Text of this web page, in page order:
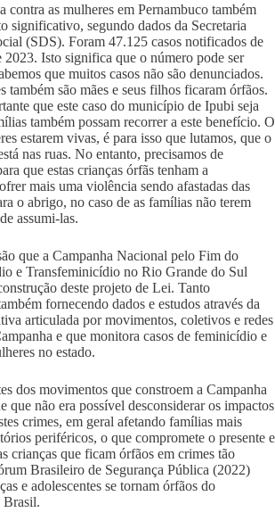
contra as mulheres em Pernambuco também
significativo, segundo dados da Secretaria
(SDS). Foram 47.125 casos notificados de
Isto significa que o número pode ser
que muitos casos não são denunciados.
também são mães e seus filhos ficaram órfãos.
que este caso do município de Ipubi seja
também possam recorrer a este benefício. O
estarem vivas, é para isso que lutamos, que o
nas ruas. No entanto, precisamos de
que estas crianças órfãs tenham a
mais uma violência sendo afastadas das
o abrigo, no caso de as famílias não terem
assumi-las.
que a Campanha Nacional pelo Fim do
e Transfeminicídio no Rio Grande do Sul
deste projeto de Lei. Tanto
fornecendo dados e estudos através da
articulada por movimentos, coletivos e redes
e que monitora casos de feminicídio e
no estado.
dos movimentos que constroem a Campanha
que não era possível desconsiderar os impactos
crimes, em geral afetando famílias mais
periféricos, o que compromete o presente e
crianças que ficam órfãos em crimes tão
Brasileiro de Segurança Pública (2022)
e adolescentes se tornam órfãos do